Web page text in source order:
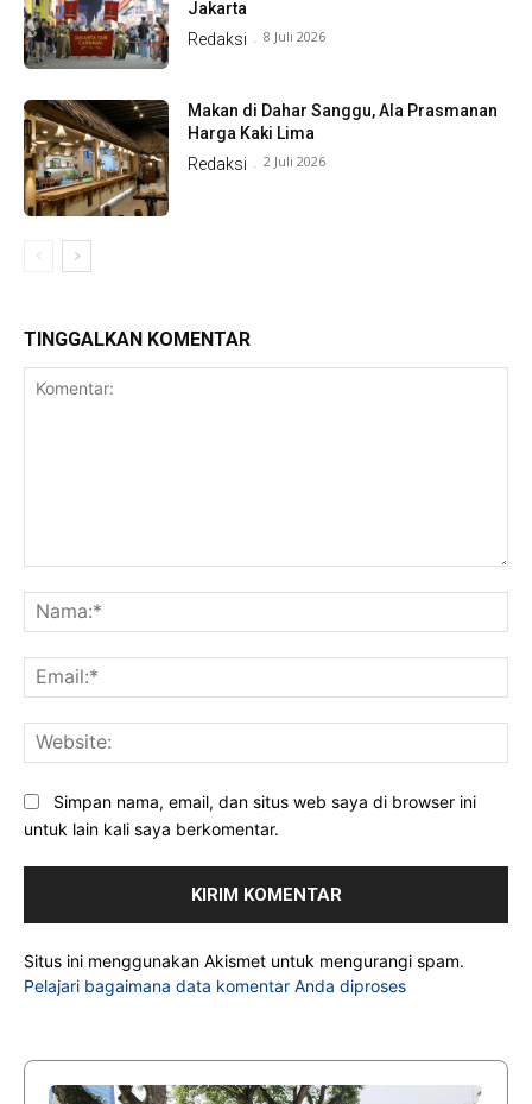
Jakarta
Redaksi - 8 Juli 2026
Makan di Dahar Sanggu, Ala Prasmanan
Harga Kaki Lima
Redaksi - 2 Juli 2026
TINGGALKAN KOMENTAR
Simpan nama, email, dan situs web saya di browser ini
untuk lain kali saya berkomentar.
Situs ini menggunakan Akismet untuk mengurangi spam.
Pelajari bagaimana data komentar Anda diproses